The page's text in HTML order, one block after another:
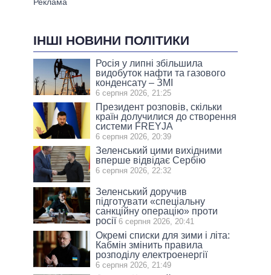
ІНШІ НОВИНИ ПОЛІТИКИ
Росія у липні збільшила
видобуток нафти та газового
конденсату – ЗМІ
6 серпня 2026, 21:25
Президент розповів, скільки
країн долучилися до створення
системи FREYJA
6 серпня 2026, 20:39
Зеленський цими вихідними
вперше відвідає Сербію
6 серпня 2026, 22:32
Зеленський доручив
підготувати «спеціальну
санкційну операцію» проти
росії 6 серпня 2026, 20:41
Окремі списки для зими і літа:
Кабмін змінить правила
розподілу електроенергії
6 серпня 2026, 21:49